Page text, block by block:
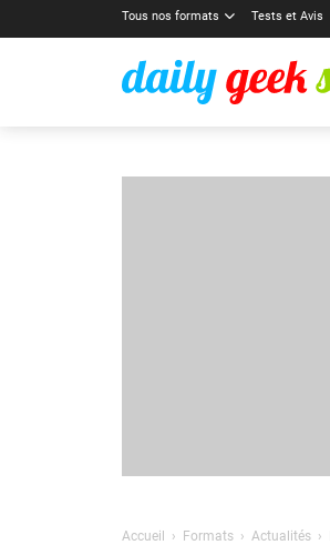
Tous nos formats Tests et Avis
Accueil Formats Actualités